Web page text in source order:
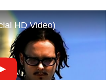
HD Video)